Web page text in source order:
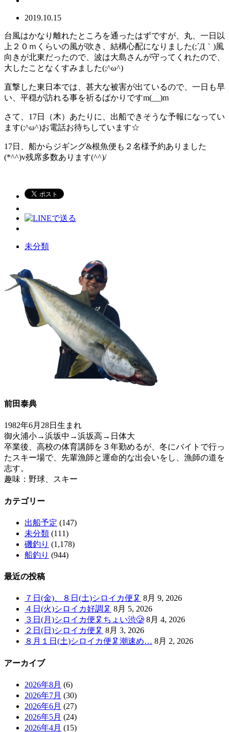
2019.10.15
台風はかなり離れたところを通ったはずですが、丸、一日以
上２０ｍくらいの風が吹き、結構心配になりました(;´Д｀)風
向きが北東だったので、波は大島さんが守ってくれたので、
大したことなくすみました(;^ω^)
直撃した東日本では、甚大な被害が出ているので、一日も早
い、平穏が訪れる事を祈るばかりですm(__)m
さて、17日（木）あたりに、出船できそうな予報になってい
ます(;^ω^)お電話お待ちしています☆
17日、船からジギング&根魚便も２名様予約ありました
(*^^)v残席多数あります(^^)/
未分類
前田泰典
1982年6月28日生まれ
御火浦小→浜坂中→浜坂高→日体大
卒業後、高校の体育講師を３年勤めるが、冬にバイトで行っ
たスキー場で、先輩漁師と運命的な出会いをし、漁師の道を
志す。
趣味：野球、スキー
カテゴリー
出船予定 (147)
未分類 (111)
磯釣り (1,178)
船釣り (944)
最近の投稿
７日(金)、８日(土)シロイカ便🦑 8月 9, 2026
４日(火)シロイカ好調🦑 8月 5, 2026
３日(月)シロイカ便🦑ちょい渋🥲 8月 4, 2026
２日(日)シロイカ便🦑 8月 3, 2026
８月１日(土)シロイカ便🦑潮速め… 8月 2, 2026
アーカイブ
2026年8月 (6)
2026年7月 (30)
2026年6月 (27)
2026年5月 (24)
2026年4月 (15)